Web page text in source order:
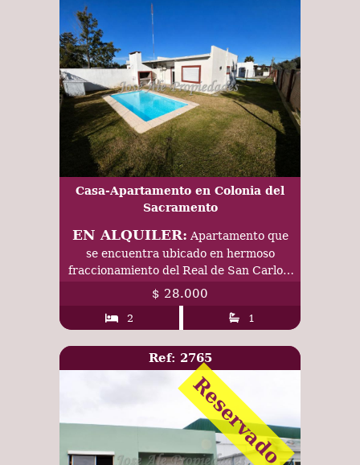
Casa-Apartamento en Colonia del
Sacramento
EN ALQUILER: Apartamento que
se encuentra ubicado en hermoso
fraccionamiento del Real de San Carlos,
a corta distancia de Plaza de Toros y
próximo a todos los servicios.
$ 28.000
2 1
Ref: 2765
Reservado